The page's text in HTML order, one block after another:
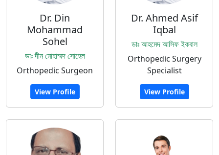
Dr. Din
Mohammad
Sohel
ডাঃ দীন মোহাম্মদ সোহেল
Orthopedic Surgeon
View Profile
Dr. Ahmed Asif
Iqbal
ডাঃ আহমেদ আসিফ ইকবাল
Orthopedic Surgery
Specialist
View Profile